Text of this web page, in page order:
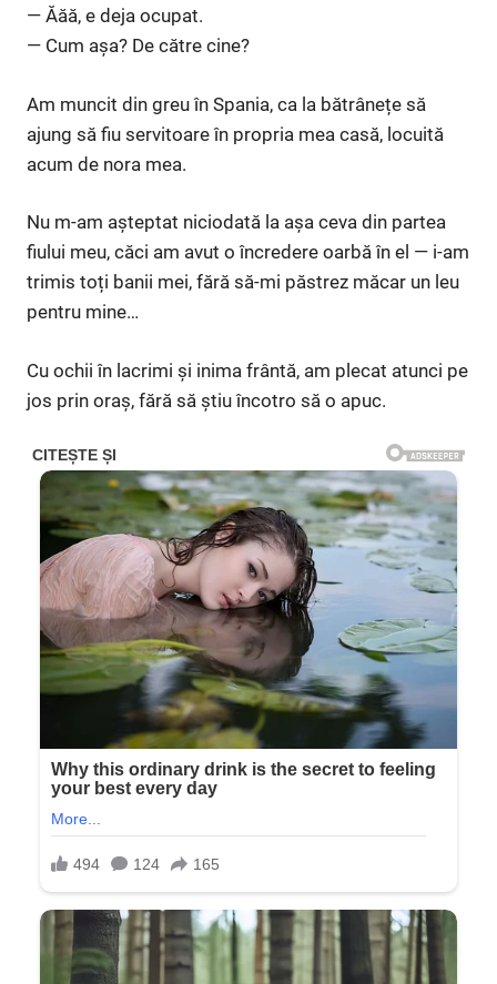
— Ăăă, e deja ocupat.
— Cum așa? De către cine?
Am muncit din greu în Spania, ca la bătrânețe să
ajung să fiu servitoare în propria mea casă, locuită
acum de nora mea.
Nu m-am așteptat niciodată la așa ceva din partea
fiului meu, căci am avut o încredere oarbă în el — i-am
trimis toți banii mei, fără să-mi păstrez măcar un leu
pentru mine…
Cu ochii în lacrimi și inima frântă, am plecat atunci pe
jos prin oraș, fără să știu încotro să o apuc.